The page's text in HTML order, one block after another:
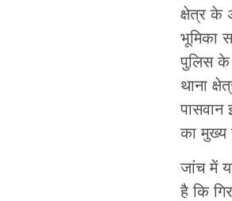
क्षेत्र के
भूमिका
पुलिस के
थाना
का मुख्य
जांच में
है कि